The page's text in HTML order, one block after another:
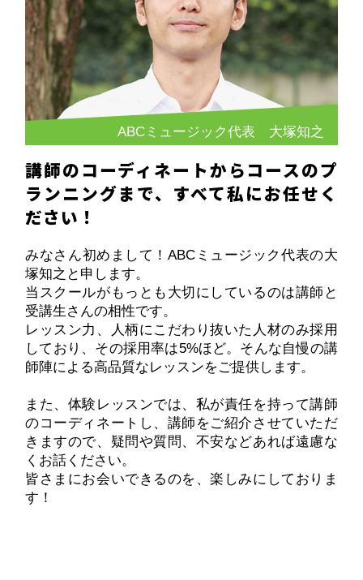
ABCミュージック代表 大塚知之
講師のコーディネートからコースのプ
ランニングまで、すべて私にお任せく
ださい！
みなさん初めまして！ABCミュージック代表の大
塚知之と申します。
当スクールがもっとも大切にしているのは講師と
受講生さんの相性です。
レッスン力、人柄にこだわり抜いた人材のみ採用
しており、その採用率は5%ほど。そんな自慢の講
師陣による高品質なレッスンをご提供します。
また、体験レッスンでは、私が責任を持って講師
のコーディネートし、講師をご紹介させていただ
きますので、疑問や質問、不安などあれば遠慮な
くお話ください。
皆さまにお会いできるのを、楽しみにしておりま
す！